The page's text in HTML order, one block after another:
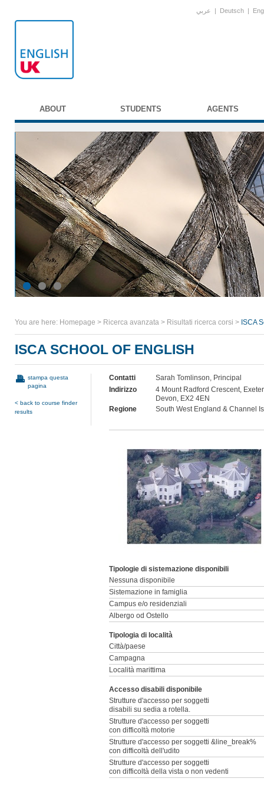
عربي | Deutsch |
ABOUT STUDENTS AGENTS
You are here: Homepage > Ricerca avanzata > Risultati ricerca corsi > ISCA
ISCA SCHOOL OF ENGLISH
stampa questa
pagina
< back to course finder
results
Contatti
Sarah Tomlinson, Principal
Indirizzo
4 Mount Radford Crescent,
Devon, EX2 4EN
Regione
South West England & Channel
Tipologie di sistemazione disponibili
Nessuna disponibile
Sistemazione in famiglia
Campus e/o residenziali
Albergo od Ostello
Tipologia di località
Città/paese
Campagna
Località marittima
Accesso disabili disponibile
Strutture d'accesso per soggetti
disabili su sedia a rotella.
Strutture d'accesso per soggetti
con difficoltà motorie
Strutture d'accesso per soggetti &line_break%
con difficoltà dell'udito
Strutture d'accesso per soggetti
con difficoltà della vista o non vedenti